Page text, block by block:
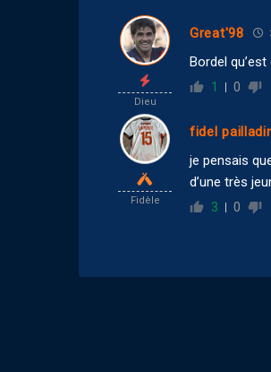
Dieu
Great'98
Bordel
1 0
Fidèle
fidel
je pensais
d’une très
3 0